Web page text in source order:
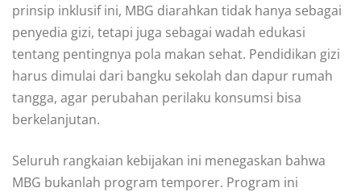
prinsip inklusif ini, MBG diarahkan tidak hanya sebagai
penyedia gizi, tetapi juga sebagai wadah edukasi
tentang pentingnya pola makan sehat. Pendidikan gizi
harus dimulai dari bangku sekolah dan dapur rumah
tangga, agar perubahan perilaku konsumsi bisa
berkelanjutan.
Seluruh rangkaian kebijakan ini menegaskan bahwa
MBG bukanlah program temporer. Program ini